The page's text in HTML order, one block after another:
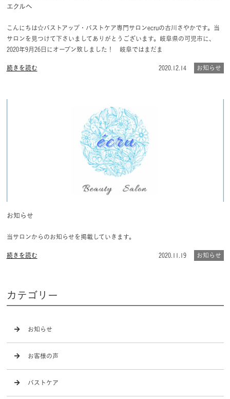
エクルへ
こんにちは☆バストアップ・バストケア専門サロンecruの古川さやかです。当
サロンを見つけて下さいましてありがとうございます。岐阜県の可児市に、
2020年9月26日にオープン致しました！ 岐阜ではまだま
続きを読む 2020.12.14 お知らせ
お知らせ
当サロンからのお知らせを掲載していきます。
続きを読む 2020.11.19 お知らせ
カテゴリー
お知らせ
お客様の声
バストケア